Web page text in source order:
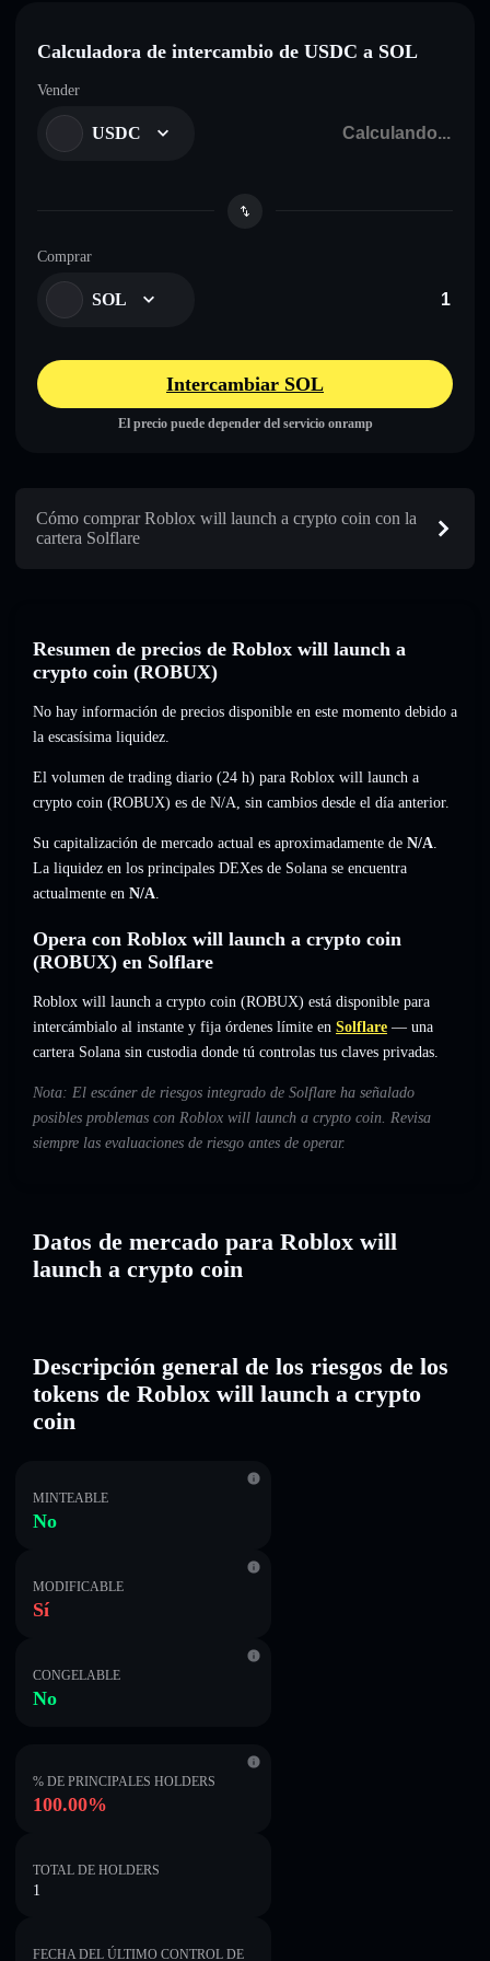
Calculadora de intercambio de USDC a SOL
Vender
USDC
Comprar
SOL
Intercambiar SOL
El precio puede depender del servicio onramp
Cómo comprar Roblox will launch a crypto coin con la
cartera Solflare
Resumen de precios de Roblox will launch a
crypto coin (ROBUX)
No hay información de precios disponible en este momento debido a
la escasísima liquidez.
El volumen de trading diario (24 h) para Roblox will launch a
crypto coin (ROBUX) es de N/A, sin cambios desde el día anterior.
Su capitalización de mercado actual es aproximadamente de N/A.
La liquidez en los principales DEXes de Solana se encuentra
actualmente en N/A.
Opera con Roblox will launch a crypto coin
(ROBUX) en Solflare
Roblox will launch a crypto coin (ROBUX) está disponible para
intercámbialo al instante y fija órdenes límite en Solflare — una
cartera Solana sin custodia donde tú controlas tus claves privadas.
Nota: El escáner de riesgos integrado de Solflare ha señalado
posibles problemas con Roblox will launch a crypto coin. Revisa
siempre las evaluaciones de riesgo antes de operar.
Datos de mercado para Roblox will
launch a crypto coin
Descripción general de los riesgos de los
tokens de Roblox will launch a crypto
coin
MINTEABLE
No
MODIFICABLE
Sí
CONGELABLE
No
% DE PRINCIPALES HOLDERS
100.00%
TOTAL DE HOLDERS
1
FECHA DEL ÚLTIMO CONTROL DE